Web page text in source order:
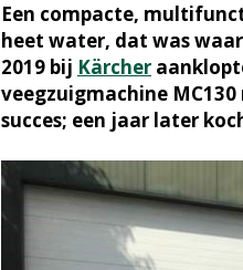
Een compacte,
heet water, dat was waar
2019 bij Kärcher
veegzuigmachine
succes; een jaar later